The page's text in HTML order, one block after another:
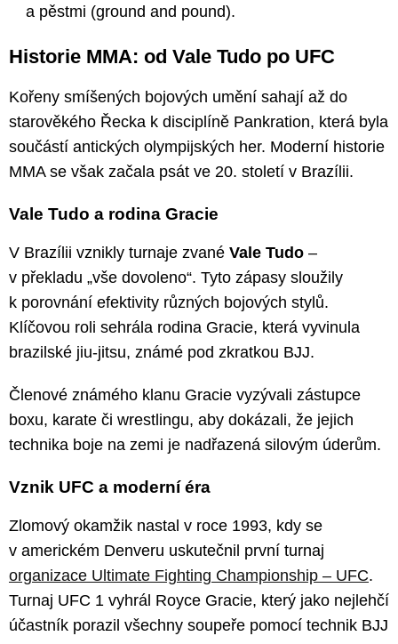
a pěstmi (ground and pound).
Historie MMA: od Vale Tudo po UFC
Kořeny smíšených bojových umění sahají až do
starověkého Řecka k disciplíně Pankration, která byla
součástí antických olympijských her. Moderní historie
MMA se však začala psát ve 20. století v Brazílii.
Vale Tudo a rodina Gracie
V Brazílii vznikly turnaje zvané Vale Tudo –
v překladu „vše dovoleno“. Tyto zápasy sloužily
k porovnání efektivity různých bojových stylů.
Klíčovou roli sehrála rodina Gracie, která vyvinula
brazilské jiu-jitsu, známé pod zkratkou BJJ.
Členové známého klanu Gracie vyzývali zástupce
boxu, karate či wrestlingu, aby dokázali, že jejich
technika boje na zemi je nadřazená silovým úderům.
Vznik UFC a moderní éra
Zlomový okamžik nastal v roce 1993, kdy se
v americkém Denveru uskutečnil první turnaj
organizace Ultimate Fighting Championship – UFC.
Turnaj UFC 1 vyhrál Royce Gracie, který jako nejlehčí
účastník porazil všechny soupeře pomocí technik BJJ